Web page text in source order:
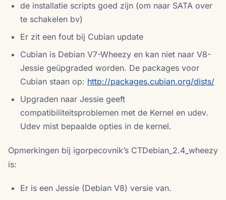
de installatie scripts goed zijn (om naar SATA over
te schakelen bv)
Er zit een fout bij Cubian update
Cubian is Debian V7-Wheezy en kan niet naar V8-
Jessie geüpgraded worden. De packages voor
Cubian staan op: http://packages.cubian.org/dists/
Upgraden naar Jessie geeft
compatibiliteitsproblemen met de Kernel en udev.
Udev mist bepaalde opties in de kernel.
Opmerkingen bij igorpecovnik’s CTDebian_2.4_wheezy
is:
Er is een Jessie (Debian V8) versie van.